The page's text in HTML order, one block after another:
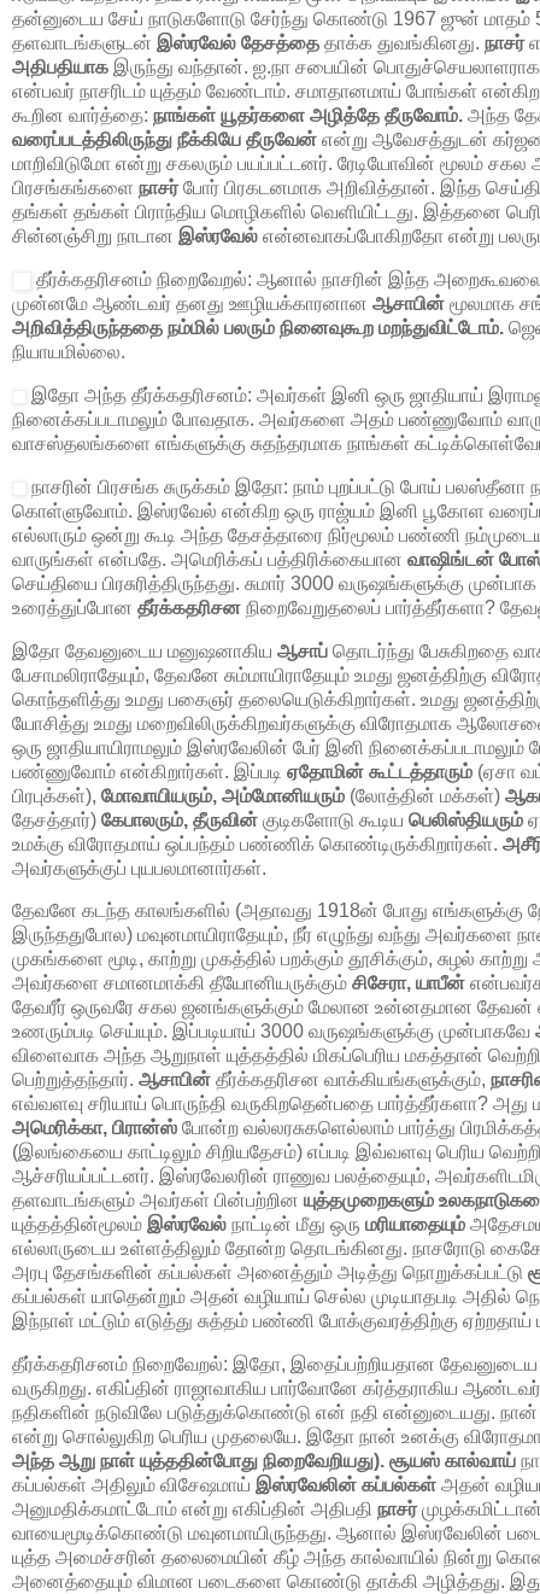
தன்னுடைய சேய் நாடுகளோடு சேர்ந்து கொண்டு 1967 ஜுன் மாதம்
தளவாடங்களுடன் இஸ்ரவேல் தேசத்தை தாக்க துவங்கினது. நாசர்
அதிபதியாக இருந்து வந்தான். ஐ.நா சபையின்
என்பவர் நாசரிடம் யுத்தம் வேண்டாம். சமாதானமாய் போங்கள்
கூறின வார்த்தை: நாங்கள் யூதர்களை அழித்தே தீருவோம். அந்த
வரைப்படத்திலிருந்து நீக்கியே தீருவேன் என்று ஆவேசத்துடன்
மாறிவிடுமோ என்று சகலரும் பயப்பட்டனர். ரேடியோவின் மூலம் சகல
பிரசங்கங்களை நாசர்போர் பிரகடனமாக அறிவித்தான். இந்த
தங்கள் தங்கள் பிராந்திய மொழிகளில் வெளியிட்டது. இத்தனை
சின்னஞ்சிறு நாடான இஸ்ரவேல் என்னவாகப்போகிறதோ என்று
தீர்க்கதரிசனம் நிறைவேறல்: ஆனால் நாசரின் இந்த அறைகூவலை
முன்னமே ஆண்டவர் தனது ஊழியக்காரனான ஆசாபின் மூலமாக
அறிவித்திருந்ததை நம்மில் பலரும் நினைவுகூற மறந்துவிட்டோம்.
நியாயமில்லை.
இதோ அந்த தீர்க்கதரிசனம்: அவர்கள் இனி ஒரு ஜாதியாய்
நினைக்கப்படாமலும் போவதாக. அவர்களை அதம் பண்ணுவோம்
வாசஸ்தலங்களை எங்களுக்கு சுதந்தரமாக நாங்கள்
நாசரின் பிரசங்க சுருக்கம் இதோ: நாம் புறப்பட்டு போய்
கொள்ளுவோம். இஸ்ரவேல் என்கிற ஒரு ராஜ்யம் இனி பூகோள
எல்லாரும் ஒன்று கூடி அந்த தேசத்தாரை நிர்மூலம் பண்ணி
வாருங்கள் என்பதே. அமெரிக்கப் பத்திரிக்கையான வாஷிங்டன்
செய்தியை பிரசுரித்திருந்தது. சுமார் 3000 வருஷங்களுக்கு முன்பாக
உரைத்துப்போன தீர்க்கதரிசன நிறைவேறுதலைப் பார்த்தீர்களா?
இதோ தேவனுடைய மனுஷனாகிய ஆசாப் தொடர்ந்து பேசுகிறதை
பேசாமலிராதேயும், தேவனே சும்மாயிராதேயும் உமது ஜனத்திற்கு
கொந்தளித்து உமது பகைஞர் தலையெடுக்கிறார்கள். உமது
யோசித்து உமது மறைவிலிருக்கிறவர்களுக்கு விரோதமாக
ஒரு ஜாதியாயிராமலும் இஸ்ரவேலின் பேர் இனி
பண்ணுவோம் என்கிறார்கள். இப்படி ஏதோமின் கூட்டத்தாரும் (ஏசா
பிரபுக்கள்), மோவாயியரும், அம்மோனியரும் (லோத்தின் மக்கள்)
தேசத்தார்) கேபாலரும், தீருவின் குடிகளோடு கூடிய பெலிஸ்தியரும்
உமக்கு விரோதமாய் ஒப்பந்தம் பண்ணிக் கொண்டிருக்கிறார்கள்.
அவர்களுக்குப் புயபலமானார்கள்.
தேவனே கடந்த காலங்களில் (அதாவது 1918ன் போது எங்களுக்கு
இருந்ததுபோல) மவுனமாயிராதேயும், நீர் எழுந்து வந்து
முகங்களை மூடி, காற்று முகத்தில் பறக்கும் தூசிக்கும், சுழல்
அவர்களை சமானமாக்கி தீயோனியருக்கும் சிசேரா, யாபீன்
தேவரீர் ஒருவரே சகல ஜனங்களுக்கும் மேலான உன்னதமான தேவன்
உணரும்படி செய்யும். இப்படியாய் 3000 வருஷங்களுக்கு முன்பாகவே
விளைவாக அந்த ஆறுநாள் யுத்தத்தில் மிகப்பெரிய மகத்தான்
பெற்றுத்தந்தார். ஆசாபின் தீர்க்கதரிசன வாக்கியங்களுக்கும்,
எவ்வளவு சரியாய் பொருந்தி வருகிறதென்பதை பார்த்தீர்களா? அது
அமெரிக்கா, பிரான்ஸ் போன்ற வல்லரசுகளெல்லாம் பார்த்து
(இலங்கையை காட்டிலும் சிறியதேசம்) எப்படி இவ்வளவு பெரிய
ஆச்சரியப்பட்டனர். இஸ்ரவேலரின் ராணுவ பலத்தையும்,
தளவாடங்களும் அவர்கள் பின்பற்றின யுத்தமுறைகளும்
யுத்தத்தின்மூலம் இஸ்ரவேல் நாட்டின் மீது ஒரு மரியாதையும்
எல்லாருடைய உள்ளத்திலும் தோன்ற தொடங்கினது. நாசரோடு
அரபு தேசங்களின் கப்பல்கள் அனைத்தும் அடித்து நொறுக்கப்பட்டு
கப்பல்கள் யாதென்றும் அதன் வழியாய் செல்ல முடியாதபடி அதில்
இந்நாள் மட்டும் எடுத்து சுத்தம் பண்ணி போக்குவரத்திற்கு ஏற்றதாய்
தீர்க்கதரிசனம் நிறைவேறல்: இதோ, இதைப்பற்றியதான தேவனுடைய
வருகிறது. எகிப்தின் ராஜாவாகிய பார்வோனே கர்த்தராகிய
நதிகளின் நடுவிலே படுத்துக்கொண்டு என் நதி
என்று சொல்லுகிற பெரிய முதலையே. இதோ நான் உனக்கு
அந்த ஆறு நாள் யுத்ததின்போது நிறைவேறியது). சூயஸ் கால்வாய்
கப்பல்கள் அதிலும் விசேஷமாய் இஸ்ரவேலின் கப்பல்கள் அதன்
அனுமதிக்கமாட்டோம் என்று எகிப்தின் அதிபதி நாசர்
வாயைமூடிக்கொண்டு மவுனமாயிருந்தது. ஆனால் இஸ்ரவேலின்
யுத்த அமைச்சரின் தலைமையின் கீழ் அந்த கால்வாயில் நின்று
அனைத்தையும் விமான படைகளை கொண்டு தாக்கி அழித்தது.